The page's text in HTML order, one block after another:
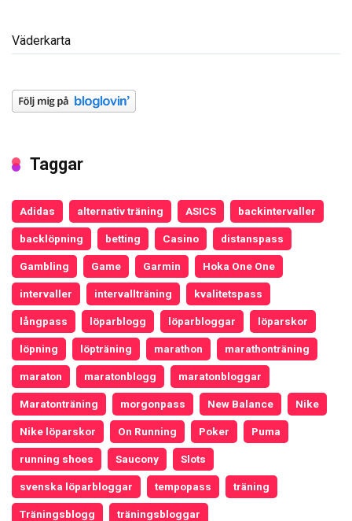
Väderkarta
Taggar
Adidas alternativ träning ASICS backintervaller
backlöpning betting Casino distanspass
Gambling Game Garmin Hoka One One
intervaller intervallträning kvalitetspass
långpass löparblogg löparbloggar löparskor
löpning löpträning marathon marathonträning
maraton maratonblogg maratonbloggar
Maratonträning morgonpass New Balance Nike
Nike löparskor On Running Poker Puma
running shoes Saucony Slots
svenska löparbloggar tempopass träning
Träningsblogg träningsbloggar